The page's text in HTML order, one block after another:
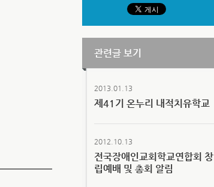
관련글 보기
2013.01.13
제41기 온누리 내적치유학교
2012.10.13
전국장애인교회학교연합회 창
립예배 및 총회 알림